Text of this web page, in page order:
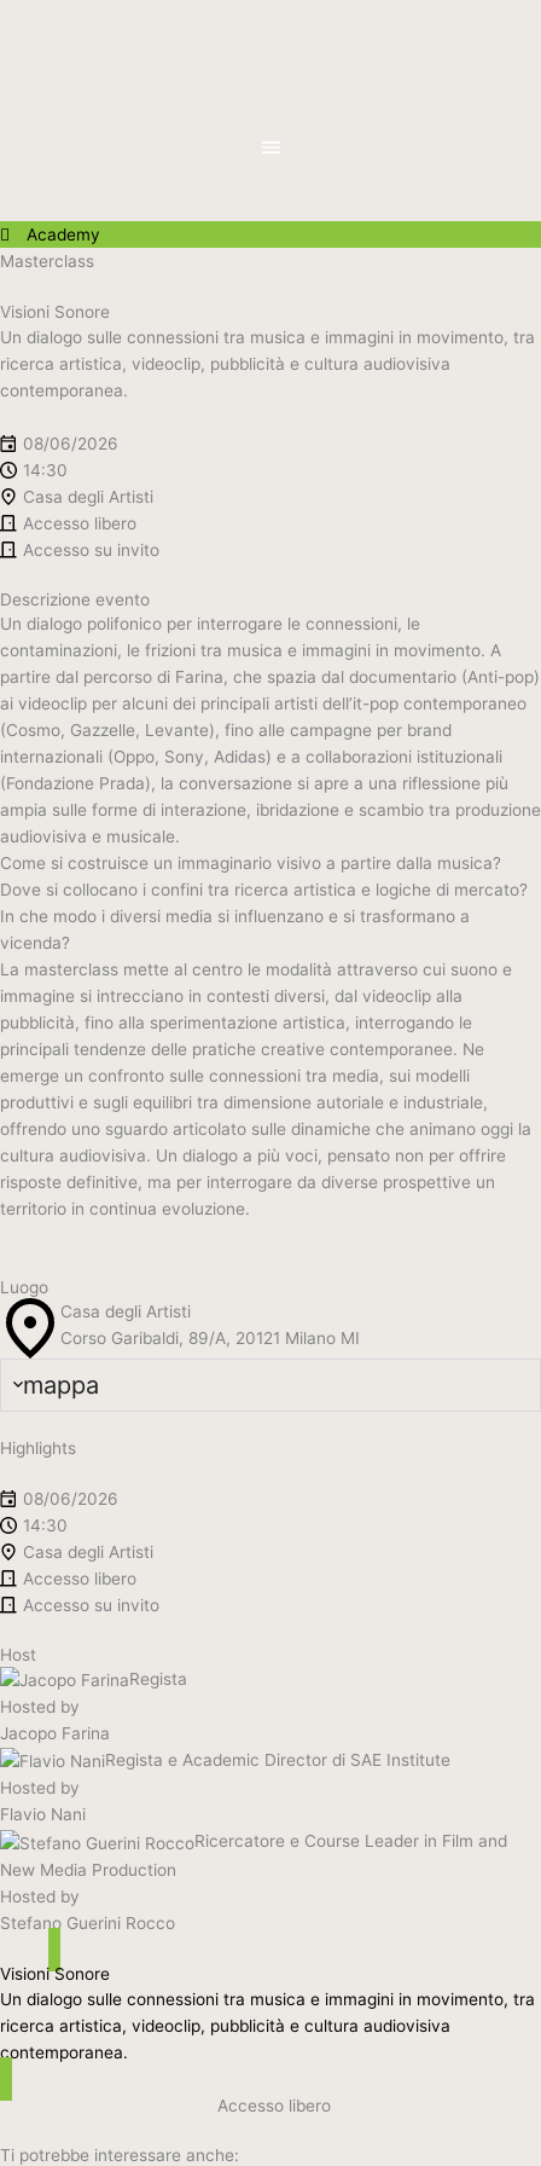
Academy
Masterclass
Visioni Sonore
Un dialogo sulle connessioni tra musica e immagini in movimento, tra
ricerca artistica, videoclip, pubblicità e cultura audiovisiva
contemporanea.
08/06/2026
14:30
Casa degli Artisti
Accesso libero
Accesso su invito
Descrizione evento
Un dialogo polifonico per interrogare le connessioni, le
contaminazioni, le frizioni tra musica e immagini in movimento. A
partire dal percorso di Farina, che spazia dal documentario (Anti-pop)
ai videoclip per alcuni dei principali artisti dell’it-pop contemporaneo
(Cosmo, Gazzelle, Levante), fino alle campagne per brand
internazionali (Oppo, Sony, Adidas) e a collaborazioni istituzionali
(Fondazione Prada), la conversazione si apre a una riflessione più
ampia sulle forme di interazione, ibridazione e scambio tra produzione
audiovisiva e musicale.
Come si costruisce un immaginario visivo a partire dalla musica?
Dove si collocano i confini tra ricerca artistica e logiche di mercato?
In che modo i diversi media si influenzano e si trasformano a
vicenda?
La masterclass mette al centro le modalità attraverso cui suono e
immagine si intrecciano in contesti diversi, dal videoclip alla
pubblicità, fino alla sperimentazione artistica, interrogando le
principali tendenze delle pratiche creative contemporanee. Ne
emerge un confronto sulle connessioni tra media, sui modelli
produttivi e sugli equilibri tra dimensione autoriale e industriale,
offrendo uno sguardo articolato sulle dinamiche che animano oggi la
cultura audiovisiva. Un dialogo a più voci, pensato non per offrire
risposte definitive, ma per interrogare da diverse prospettive un
territorio in continua evoluzione.
Luogo
Casa degli Artisti
Corso Garibaldi, 89/A, 20121 Milano MI
mappa
Highlights
08/06/2026
14:30
Casa degli Artisti
Accesso libero
Accesso su invito
Host
Regista
Hosted by
Jacopo Farina
Regista e Academic Director di SAE Institute
Hosted by
Flavio Nani
Ricercatore e Course Leader in Film and
New Media Production
Hosted by
Stefano Guerini Rocco
Visioni Sonore
Un dialogo sulle connessioni tra musica e immagini in movimento, tra
ricerca artistica, videoclip, pubblicità e cultura audiovisiva
contemporanea.
Accesso libero
Ti potrebbe interessare anche: